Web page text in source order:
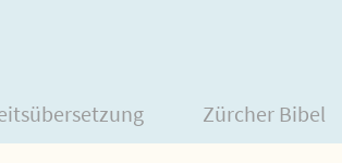
Zürcher Bibel